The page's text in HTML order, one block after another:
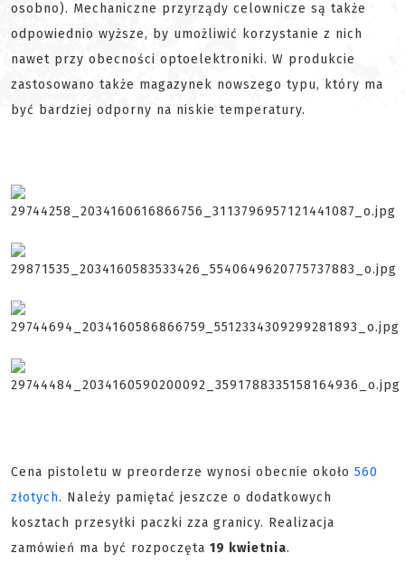
osobno). Mechaniczne przyrządy celownicze są także
odpowiednio wyższe, by umożliwić korzystanie z nich
nawet przy obecności optoelektroniki. W produkcie
zastosowano także magazynek nowszego typu, który ma
być bardziej odporny na niskie temperatury.
Cena pistoletu w preorderze wynosi obecnie około 560
złotych. Należy pamiętać jeszcze o dodatkowych
kosztach przesyłki paczki zza granicy. Realizacja
zamówień ma być rozpoczęta 19 kwietnia.